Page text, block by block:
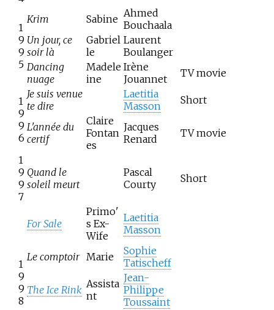
1
9
9
5
Krim Sabine Ahmed
Bouchaala
Un jour, ce
soir là
Gabriel
le
Laurent
Boulanger
Dancing
nuage
Madele
ine
Irène
Jouannet
TV movie
1
9
9
6
Je suis venue
te dire
Laetitia
Masson
Short
L'année du
certif
Claire
Fontan
es
Jacques
Renard
TV movie
1
9
9
7
Quand le
soleil meurt
Pascal
Courty
Short
1
9
9
8
For Sale
Primo'
s Ex-
Wife
Laetitia
Masson
Le comptoir Marie
Sophie
Tatischeff
The Ice Rink Assista
nt
Jean-
Philippe
Toussaint